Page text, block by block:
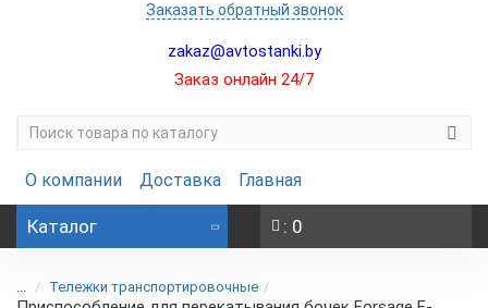
Заказать обратный звонок
zakaz@avtostanki.by
Заказ онлайн 24/7
О компании Доставка Главная
Каталог : 0
... Тележки транспортировочные